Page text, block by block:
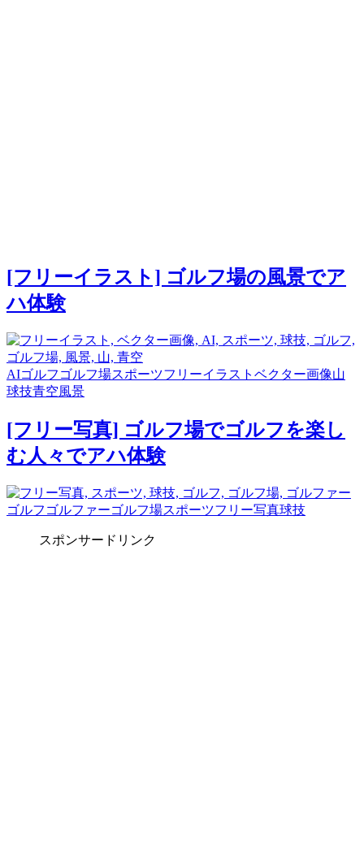
[フリーイラスト] ゴルフ場の風景でア
ハ体験
AIゴルフ ゴルフ場スポーツフリーイラスト ベクター画像山
球技青空風景
[フリー写真] ゴルフ場でゴルフを楽し
む人々でアハ体験
ゴルフ ゴルファーゴルフ場スポーツフリー写真球技
スポンサードリンク